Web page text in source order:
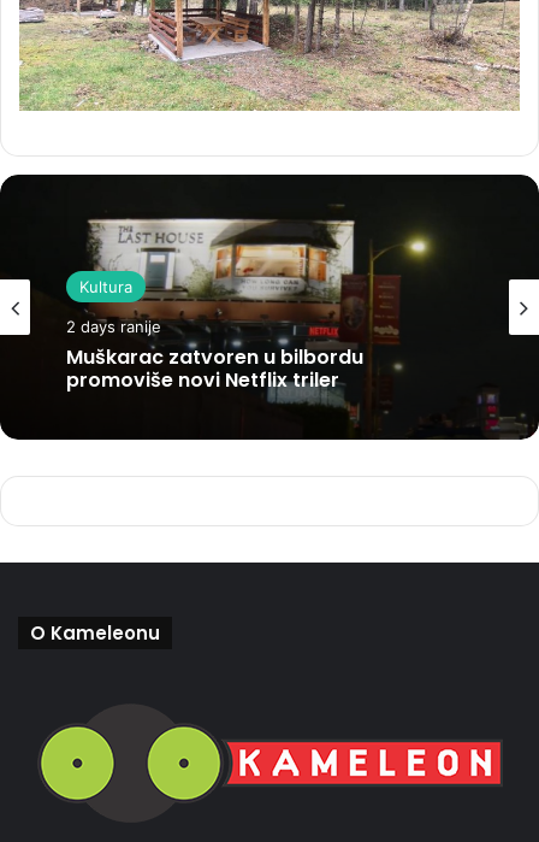
Kultura
2 days ranije
Muškarac zatvoren u bilbordu
promoviše novi Netflix triler
O Kameleonu